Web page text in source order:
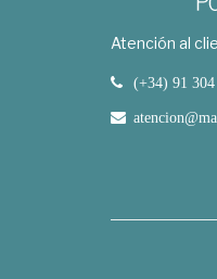
Atención al
(+34) 91